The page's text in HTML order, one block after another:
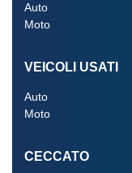
Auto
Moto
VEICOLI USATI
Auto
Moto
CECCATO